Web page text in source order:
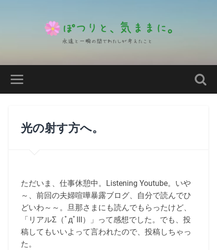
光の射す方へ。
ただいま、仕事休憩中。Listening Youtube。いや
～、前回の夫婦喧嘩暴露ブログ、自分で読んでひ
どいわ～～。旦那さまにも読んでもらったけど、
「リアルΣ（ﾟдﾟlll）」って感想でした。でも、投
稿してもいいよって言われたので、投稿しちゃっ
た。